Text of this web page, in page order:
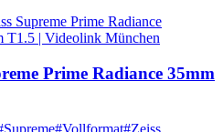
Prime Radiance 35mm
#Vollformat#Zeiss